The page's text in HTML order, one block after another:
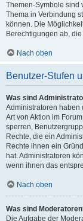
Themen-Symbole sind
Thema in Verbindung
können. Die
Berechtigungen ab,
Nach oben
Benutzer-Stufen
Was sind
Administratoren haben
Art von Aktion im
sperren,
Rechte, die ein
Rechte ihnen ein
hat. Administratoren
wenn ihnen das
Nach oben
Was sind
Die Aufgabe der